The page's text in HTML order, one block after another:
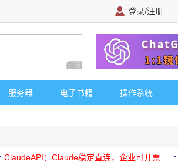
登录/注册
广告 商业广告，理性选择
服务器 电子书籍 操作系统
ClaudeAPI：Claude稳定直连，企业可开票